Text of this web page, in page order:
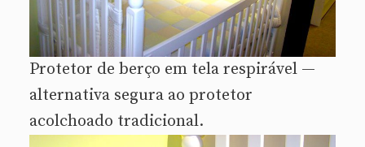
Protetor de berço em tela respirável —
alternativa segura ao protetor
acolchoado tradicional.